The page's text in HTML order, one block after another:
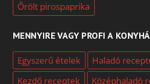
Őrölt pirospaprika
MENNYIRE VAGY PROFI A
Egyszerű ételek
Haladó
Kezdő receptek
Középhaladó